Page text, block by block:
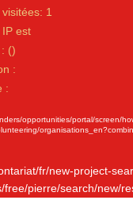
1
IP est
()
:
:
opportunities/portal/screen/
fr/new-project-
free/pierre/search/new/